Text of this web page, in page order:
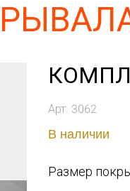
Арт. 3062
В наличии
Размер